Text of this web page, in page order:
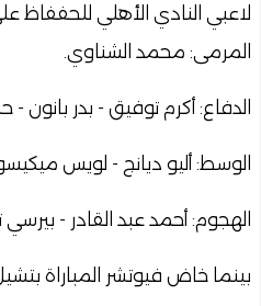
لاعبي النادي الأهلي للحففاظ
المرمى: محمد الشناوي
الدفاع: أكرم توفيق - بدر
الوسط: أليو ديانج - لويس
الهجوم: أحمد عبد القادر -
بينما خاض فيوتشر المباراة